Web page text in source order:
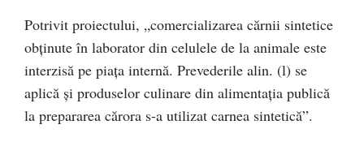
Potrivit proiectului, „comercializarea cărnii sintetice
obţinute în laborator din celulele de la animale este
interzisă pe piaţa internă. Prevederile alin. (l) se
aplică şi produselor culinare din alimentaţia publică
la prepararea cărora s-a utilizat carnea sintetică”.